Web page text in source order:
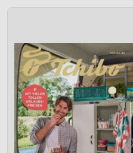
Speichern von oder Zugriff
auf einem Endgerät
Verwendung reduzierter
Werbeanzeigen
Erstellung von Profilen für
Werbung